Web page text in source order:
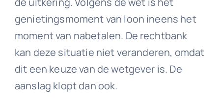
genietingsmoment van loon ineens het
moment van nabetalen. De rechtbank
kan deze situatie niet veranderen, omdat
dit een keuze van de wetgever is. De
aanslag klopt dan ook.